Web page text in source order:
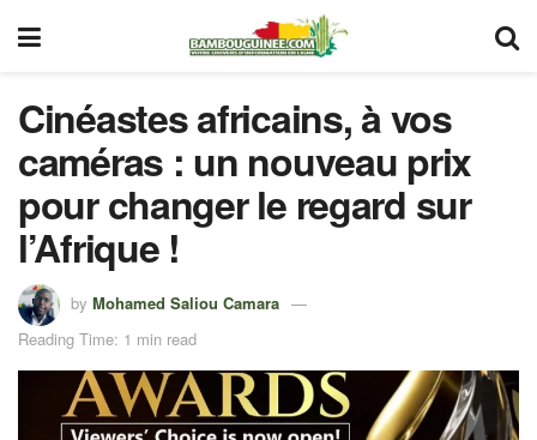
Cinéastes africains, à vos
caméras : un nouveau prix
pour changer le regard sur
l’Afrique !
by Mohamed Saliou Camara
Reading Time: 1 min read